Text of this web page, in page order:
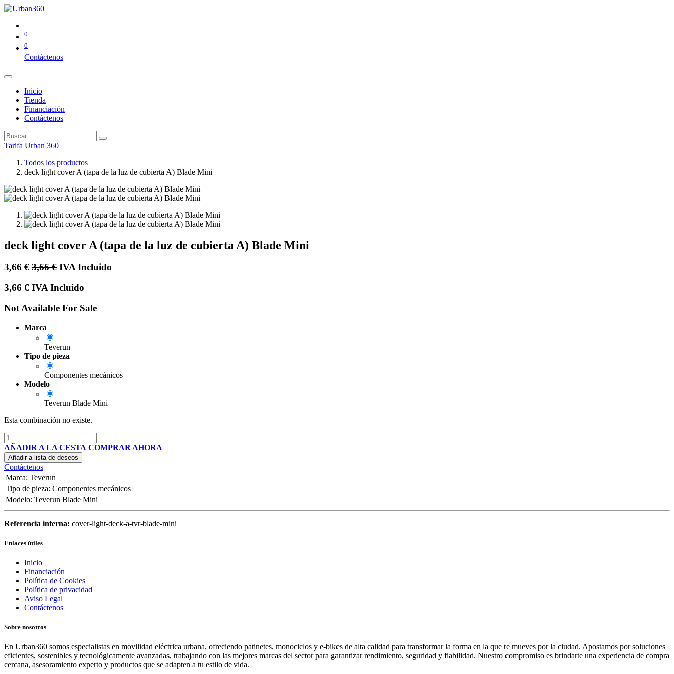
0
0
Contáctenos
Inicio
Tienda
Financiación
Contáctenos
Tarifa Urban 360
Todos los productos
deck light cover A (tapa de la luz de cubierta A) Blade Mini
deck light cover A (tapa de la luz de cubierta A) Blade Mini
3,66 € 3,66€ IVA Incluido
3,66 € IVA Incluido
Not Available For Sale
Marca
Teverun
Tipo de pieza
Componentes mecánicos
Modelo
Teverun Blade Mini
Esta combinación no existe.
AÑADIR A LA CESTA COMPRAR AHORA
Añadir a lista de deseos
Contáctenos
Marca: Teverun
Tipo de pieza: Componentes mecánicos
Modelo: Teverun Blade Mini
Referencia interna: cover-light-deck-a-tvr-blade-mini
Enlaces útiles
Inicio
Financiación
Política de Cookies
Política de privacidad
Aviso Legal
Contáctenos
Sobre nosotros
En Urban360 somos especialistas en movilidad eléctrica urbana, ofreciendo patinetes, monociclos y e-bikes de alta calidad para transformar la forma en la que te mueves por la ciudad. Apostamos por soluciones
eficientes, sostenibles y tecnológicamente avanzadas, trabajando con las mejores marcas del sector para garantizar rendimiento, seguridad y fiabilidad. Nuestro compromiso es brindarte una experiencia de compra
cercana, asesoramiento experto y productos que se adapten a tu estilo de vida.